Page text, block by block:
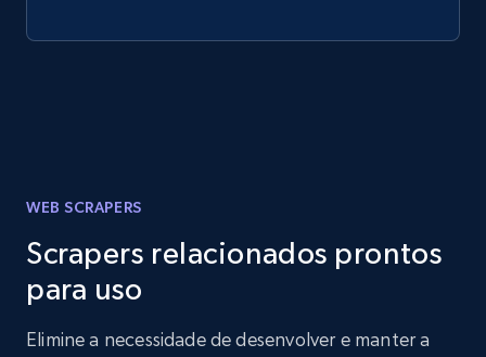
WEB SCRAPERS
Scrapers relacionados prontos
para uso
Elimine a necessidade de desenvolver e manter a